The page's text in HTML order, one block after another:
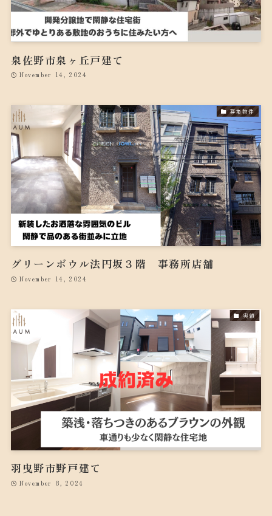
泉佐野市泉ヶ丘戸建て
November 14, 2024
募集物件
グリーンボウル法円坂３階 事務所店舗
November 14, 2024
実績
羽曳野市野戸建て
November 8, 2024